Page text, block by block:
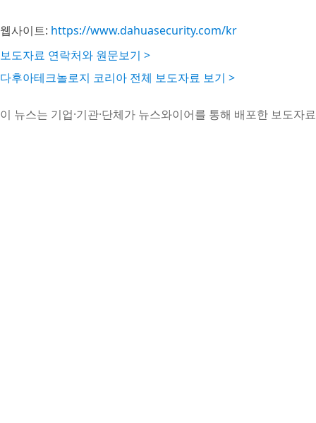
웹사이트: https://www.dahuasecurity.com/kr
보도자료 연락처와 원문보기 >
다후아테크놀로지 코리아 전체 보도자료 보기 >
이 뉴스는 기업·기관·단체가 뉴스와이어를 통해 배포한 보도자